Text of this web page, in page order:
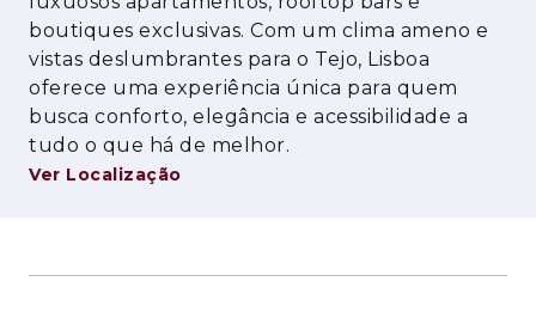
social. O imóvel será vendido com
eletrodomésticos incluídos, permitindo uma
conclusão mais rápida e funcional do projeto.
Inserido em edifício com elevador, beneficia
de uma localização premium, com excelentes
acessos a transportes públicos, universidades,
habitacional e grande dinamismo urbano.
boutiques exclusivas. Com um clima ameno e
vistas deslumbrantes para o Tejo, Lisboa
oferece uma experiência única para quem
busca conforto, elegância e acessibilidade a
tudo o que há de melhor.
Ver Localização